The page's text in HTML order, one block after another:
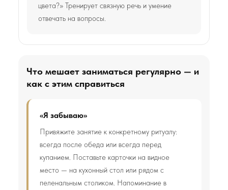
цвета?» Тренирует связную речь и умение
отвечать на вопросы.
Что мешает заниматься регулярно — и
как с этим справиться
«Я забываю»
Привяжите занятие к конкретному ритуалу:
всегда после обеда или всегда перед
купанием. Поставьте карточки на видное
место — на кухонный стол или рядом с
пеленальным столиком. Напоминание в